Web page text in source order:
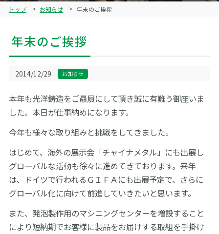
品質管理
トップ お知らせ 年末のご挨拶
年末のご挨拶
2014/12/29 お知らせ
本年も光洋鋳造をご贔屓にして頂き誠に有難う御座いま
した。本日が仕事納めになります。
今年も様々な取り組みと挑戦をしてきました。
はじめて、海外の展示会「チャイナメタル」にも出展し
グローバルな活動も徐々に進めてきております。来年
は、ドイツで行われるＧＩＦＡにも出展予定で、さらに
グローバル化に向けて前進していきたいと思います。
また、発泡製作用のマシニングセンターを増設すること
により短納期でお客様に製品をお届けする取組を手掛け